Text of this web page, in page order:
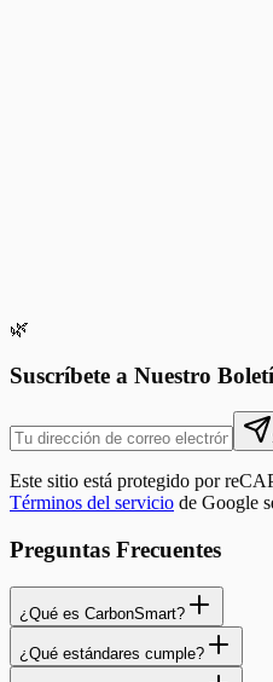
🌿
Suscríbete a Nuestro
Este sitio está protegido por
Términos del servicio de Google
Preguntas Frecuentes
¿Qué es CarbonSmart?
¿Qué estándares cumple?